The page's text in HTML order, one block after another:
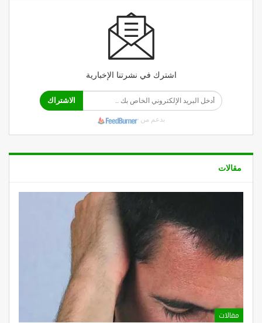
اشترك في نشرتنا الإخبارية
الاشتراك
بدعم من
مقالات
مقالات